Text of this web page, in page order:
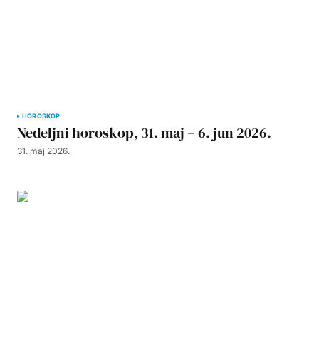
HOROSKOP
Nedeljni horoskop, 31. maj – 6. jun 2026.
31. maj 2026.